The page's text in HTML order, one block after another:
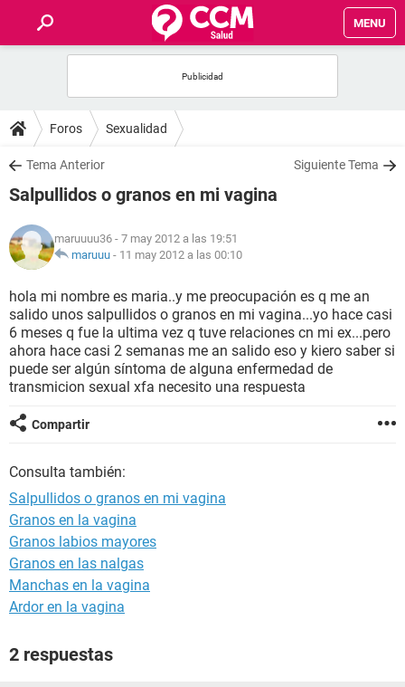
MENU
FOROS
SALUD
FAMILIA
NUTRICIÓN
BIENESTAR
SEXUALIDAD
GLOSARIO
Foros Sexualidad
Tema Anterior Siguiente Tema
Salpullidos o granos en mi vagina
maruuuu36 - 7 may 2012 a las 19:51
maruuu - 11 may 2012 a las 00:10
hola mi nombre es maria..y me preocupación es q me an
salido unos salpullidos o granos en mi vagina...yo hace casi
6 meses q fue la ultima vez q tuve relaciones cn mi ex...pero
ahora hace casi 2 semanas me an salido eso y kiero saber si
puede ser algún síntoma de alguna enfermedad de
transmicion sexual xfa necesito una respuesta
Compartir
Consulta también:
Salpullidos o granos en mi vagina
Granos en la vagina
Granos labios mayores
Granos en las nalgas
Manchas en la vagina
Ardor en la vagina
2 respuestas